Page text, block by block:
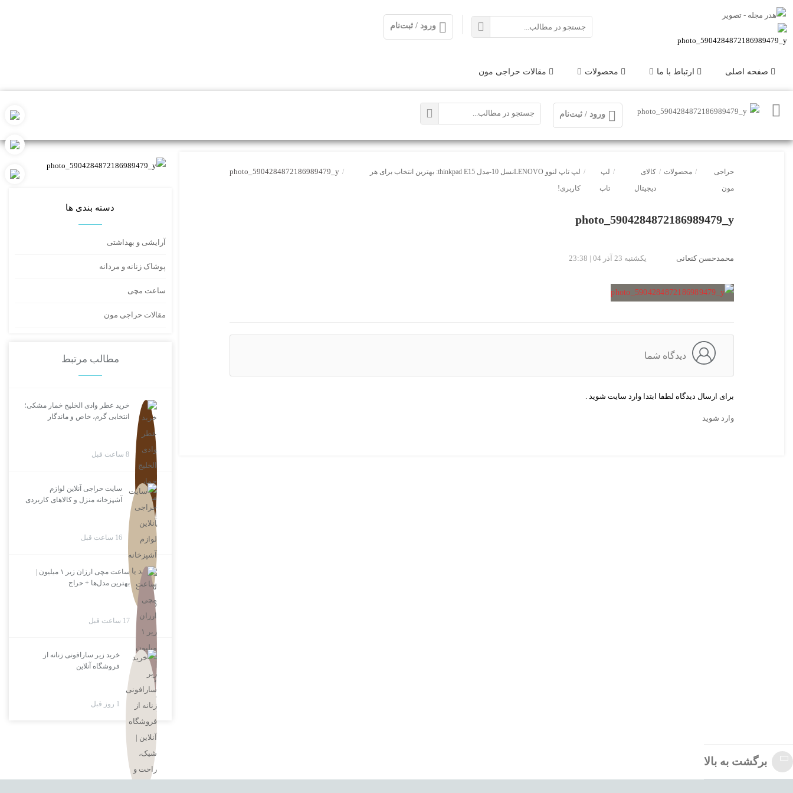
ورود / ثبت‌نام
صفحه اصلی ارتباط با ما محصولات مقالات حراجی مون
ورود / ثبت‌نام
حراجی
مون
/ محصولات / کالای
دیجیتال
/ لپ
تاپ
/
لپ تاپ لنوو LENOVOنسل 10-مدل thinkpad E15: بهترین انتخاب برای هر
کاربری!
/
photo_5904284872186989479_y
photo_5904284872186989479_y
محمدحسن کنعانی یکشنبه 23 آذر 04 | 23:38
دیدگاه شما
برای ارسال دیدگاه لطفا ابتدا وارد سایت شوید .
وارد شوید
دسته بندی ها
آرایشی و بهداشتی
پوشاک زنانه و مردانه
ساعت مچی
مقالات حراجی مون
مطالب مرتبط
خرید عطر وادی الخلیج خمار مشکی؛
انتخابی گرم، خاص و ماندگار
8 ساعت قبل
سایت حراجی آنلاین لوازم
آشپزخانه منزل و کالاهای کاربردی
16 ساعت قبل
ساعت مچی ارزان زیر ۱ میلیون |
بهترین مدل‌ها + حراج
17 ساعت قبل
خرید زیر سارافونی زنانه از
فروشگاه آنلاین
1 روز قبل
برگشت به بالا